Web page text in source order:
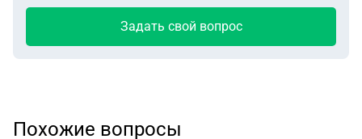
Задать свой вопрос
Похожие вопросы